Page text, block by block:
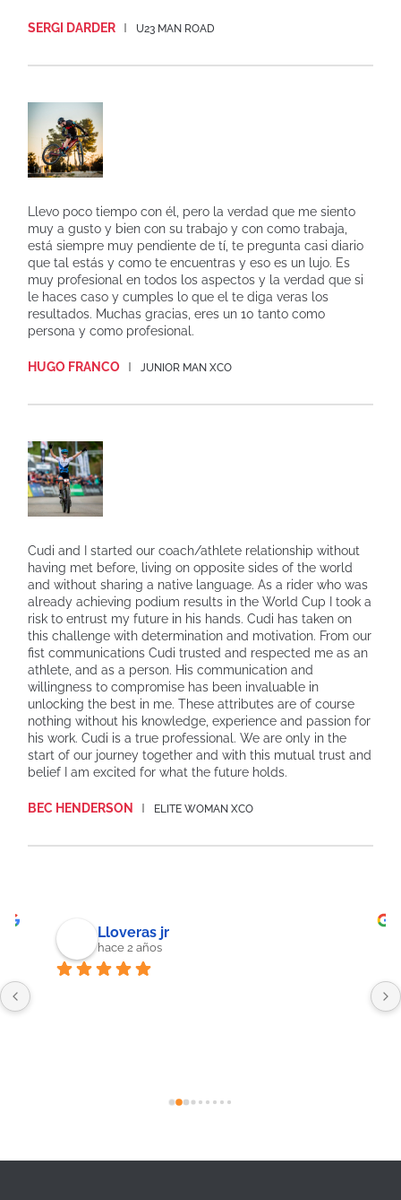
SERGI DARDER U23 MAN ROAD
Llevo poco tiempo con él, pero la verdad que me siento
muy a gusto y bien con su trabajo y con como trabaja,
está siempre muy pendiente de tí, te pregunta casi diario
que tal estás y como te encuentras y eso es un lujo. Es
muy profesional en todos los aspectos y la verdad que si
le haces caso y cumples lo que el te diga veras los
resultados. Muchas gracias, eres un 10 tanto como
persona y como profesional.
HUGO FRANCO JUNIOR MAN XCO
Cudi and I started our coach/athlete relationship without
having met before, living on opposite sides of the world
and without sharing a native language. As a rider who was
already achieving podium results in the World Cup I took a
risk to entrust my future in his hands. Cudi has taken on
this challenge with determination and motivation. From our
fist communications Cudi trusted and respected me as an
athlete, and as a person. His communication and
willingness to compromise has been invaluable in
unlocking the best in me. These attributes are of course
nothing without his knowledge, experience and passion for
his work. Cudi is a true professional. We are only in the
start of our journey together and with this mutual trust and
belief I am excited for what the future holds.
BEC HENDERSON ELITE WOMAN XCO
Lloveras jr
hace 2 años